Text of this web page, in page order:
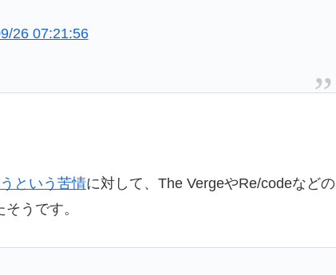
26 07:21:56
という苦情に対して、The VergeやRe/codeなどの
うです。